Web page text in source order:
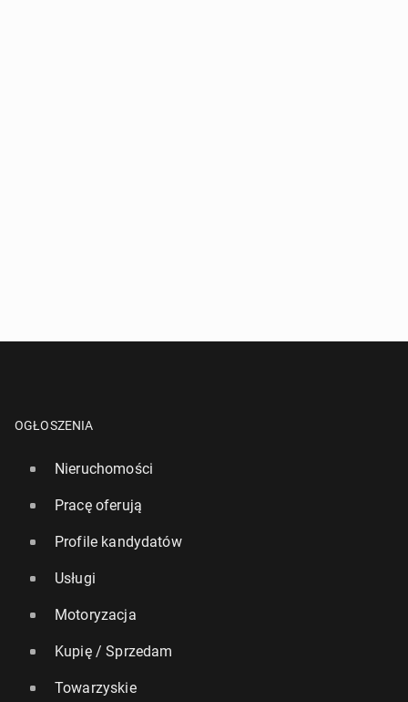
CBOS: Karol Na­wroc­ki liderem ran­kin­gu za­ufa­nia
OGŁOSZENIA
Nieruchomości
Pracę oferują
Profile kandydatów
Usługi
Motoryzacja
Kupię / Sprzedam
Towarzyskie